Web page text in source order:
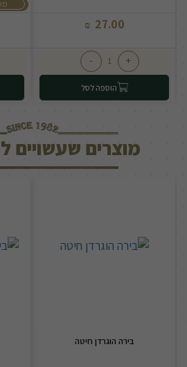
27.00
₪
+
-
הוספה לסל
מוצרים שעשויים
בירה הוגרדן חיטה